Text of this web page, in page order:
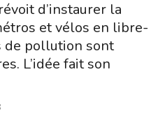
d’instaurer la
et vélos en libre-
de pollution sont
L’idée fait son